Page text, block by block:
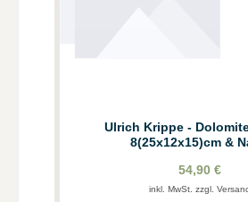
Ulrich Krippe -
8(25x12x15)cm &
54,90 €
inkl. MwSt. zzgl.